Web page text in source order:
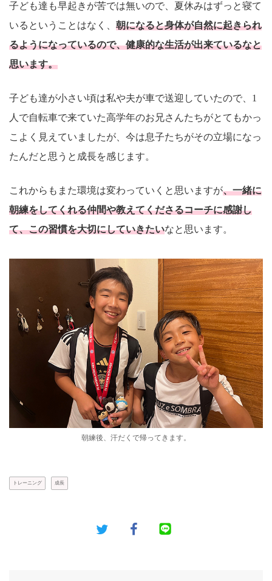
子ども達も早起きが苦では無いので、夏休みはずっと寝て
いるということはなく、 朝になると身体が自然に起きられ
るようになっているので、健康的な生活が出来ているなと
思います。
子ども達が小さい頃は私や夫が車で送迎していたので、1
人で自転車で来ていた高学年のお兄さんたちがとてもかっ
こよく見えていましたが、今は息子たちがその立場になっ
たんだと思うと成長を感じます。
これからもまた環境は変わっていくと思いますが、一緒に
朝練をしてくれる仲間や教えてくださるコーチに感謝し
て、この習慣を大切にしていきたいなと思います。
朝練後、汗だくで帰ってきます。
トレーニング 成長